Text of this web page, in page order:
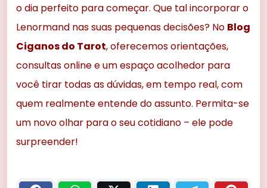
o dia perfeito para começar. Que tal incorporar o
Lenormand nas suas pequenas decisões? No Blog
Ciganos do Tarot, oferecemos orientações,
consultas online e um espaço acolhedor para
você tirar todas as dúvidas, em tempo real, com
quem realmente entende do assunto. Permita-se
um novo olhar para o seu cotidiano – ele pode
surpreender!